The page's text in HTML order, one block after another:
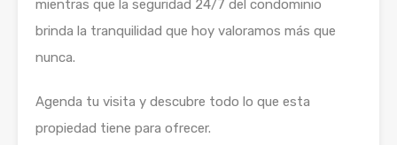
mientras que la seguridad 24/7 del condominio
brinda la tranquilidad que hoy valoramos más que
nunca.
Agenda tu visita y descubre todo lo que esta
propiedad tiene para ofrecer.